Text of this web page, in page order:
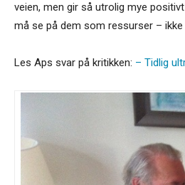
veien, men gir så utrolig mye
må se på dem som ressurser –
Les Aps svar på kritikken: – Tidlig